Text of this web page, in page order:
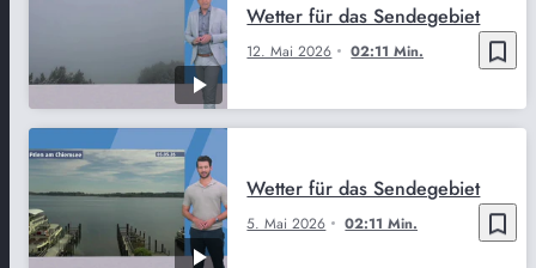
bookmark_border
12. Mai 2026 02:11 Min.
Wetter für das Sendegebiet
bookmark_border
5. Mai 2026 02:11 Min.
Wetter für das Sendegebiet